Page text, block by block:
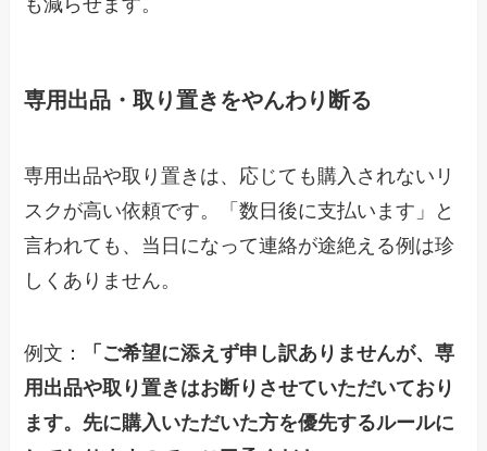
専用出品・取り置きをやんわり断る
専用出品や取り置きは、応じても購入されないリ
スクが高い依頼です。「数日後に支払います」と
言われても、当日になって連絡が途絶える例は珍
しくありません。
例文：
「ご希望に添えず申し訳ありませんが、専
用出品や取り置きはお断りさせていただいており
ます。先に購入いただいた方を優先するルールに